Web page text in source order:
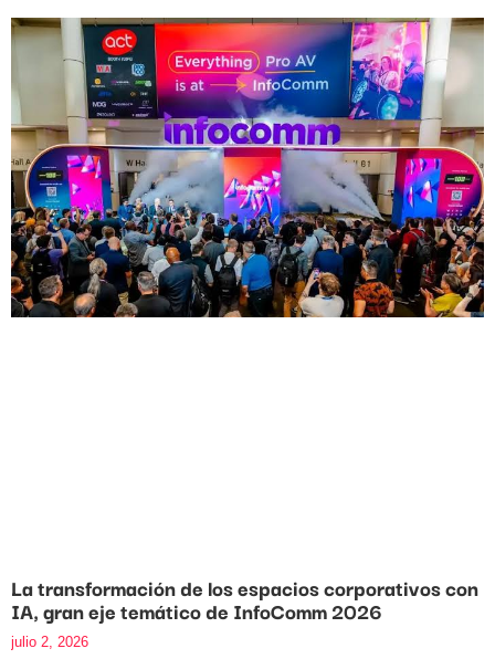
La transformación de los espacios corporativos con
IA, gran eje temático de InfoComm 2026
julio 2, 2026